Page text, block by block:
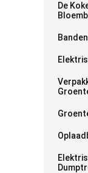
De